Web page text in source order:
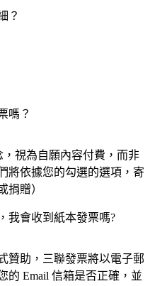
？
嗎？
視為自願內容付費，而非
將依據您的勾選的選項，寄
捐贈）
我會收到紙本發票嗎?
贊助，三聯發票將以電子郵
的 Email 信箱是否正確，並